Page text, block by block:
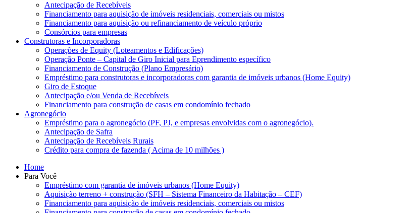
Antecipação de Recebíveis
Financiamento para aquisição de imóveis residenciais, comerciais ou mistos
Financiamento para aquisição ou refinanciamento de veículo próprio
Consórcios para empresas
Construtoras e Incorporadoras
Operações de Equity (Loteamentos e Edificações)
Operação Ponte – Capital de Giro Inicial para Eprendimento específico
Financiamento de Construção (Plano Empresário)
Empréstimo para construtoras e incorporadoras com garantia de imóveis urbanos (Home Equity)
Giro de Estoque
Antecipação e/ou Venda de Recebíveis
Financiamento para construção de casas em condomínio fechado
Agronegócio
Empréstimo para o agronegócio (PF, PJ, e empresas envolvidas com o agronegócio).
Antecipação de Safra
Antecipação de Recebíveis Rurais
Crédito para compra de fazenda ( Acima de 10 milhões )
Home
Para Você
Empréstimo com garantia de imóveis urbanos (Home Equity)
Aquisição terreno + construção (SFH – Sistema Financeiro da Habitação – CEF)
Financiamento para aquisição de imóveis residenciais, comerciais ou mistos